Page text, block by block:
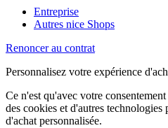
Entreprise
Autres nice Shops
Renoncer au contrat
Personnalisez votre expérience
Ce n'est qu'avec votre
des cookies et d'autres
d'achat personnalisée.